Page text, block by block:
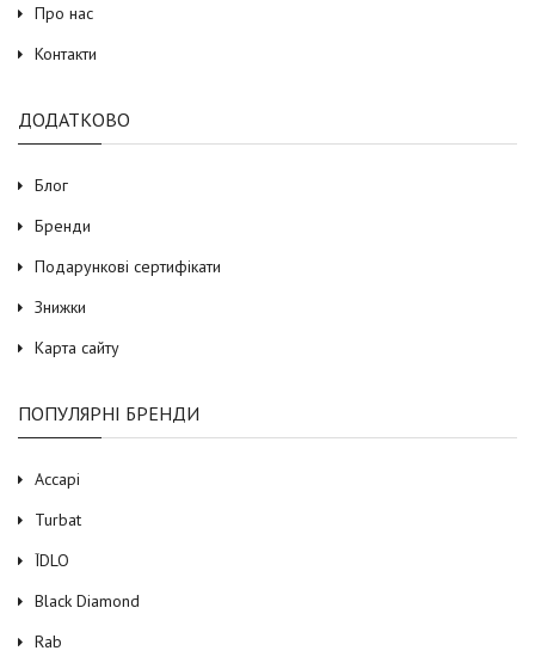
Про нас
Контакти
ДОДАТКОВО
Блог
Бренди
Подарункові сертифікати
Знижки
Карта сайту
ПОПУЛЯРНІ БРЕНДИ
Accapi
Turbat
ЇDLO
Black Diamond
Rab